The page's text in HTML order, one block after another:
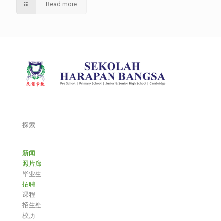
Read more
探索
新闻
照片廊
毕业生
招聘
课程
招生处
校历